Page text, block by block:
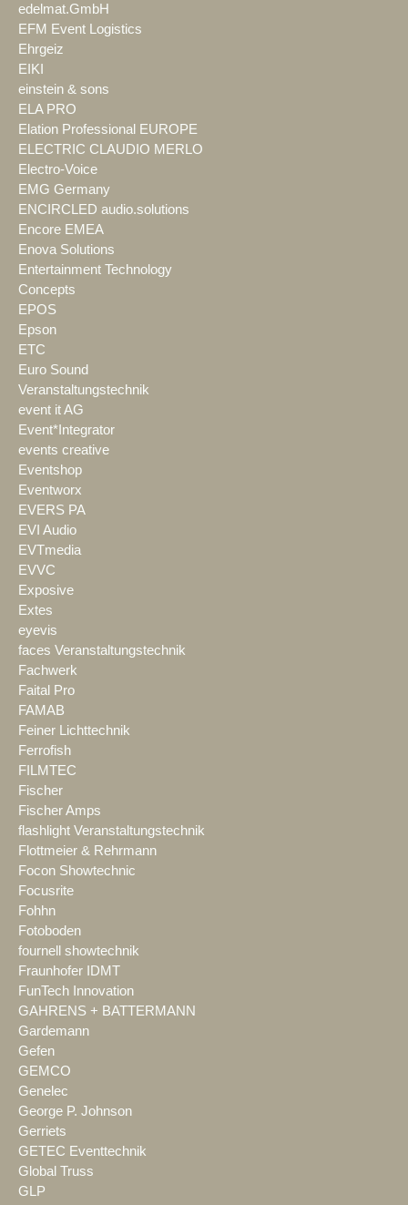
edelmat.GmbH
EFM Event Logistics
Ehrgeiz
EIKI
einstein & sons
ELA PRO
Elation Professional EUROPE
ELECTRIC CLAUDIO MERLO
Electro-Voice
EMG Germany
ENCIRCLED audio.solutions
Encore EMEA
Enova Solutions
Entertainment Technology
Concepts
EPOS
Epson
ETC
Euro Sound
Veranstaltungstechnik
event it AG
Event*Integrator
events creative
Eventshop
Eventworx
EVERS PA
EVI Audio
EVTmedia
EVVC
Exposive
Extes
eyevis
faces Veranstaltungstechnik
Fachwerk
Faital Pro
FAMAB
Feiner Lichttechnik
Ferrofish
FILMTEC
Fischer
Fischer Amps
flashlight Veranstaltungstechnik
Flottmeier & Rehrmann
Focon Showtechnic
Focusrite
Fohhn
Fotoboden
fournell showtechnik
Fraunhofer IDMT
FunTech Innovation
GAHRENS + BATTERMANN
Gardemann
Gefen
GEMCO
Genelec
George P. Johnson
Gerriets
GETEC Eventtechnik
Global Truss
GLP